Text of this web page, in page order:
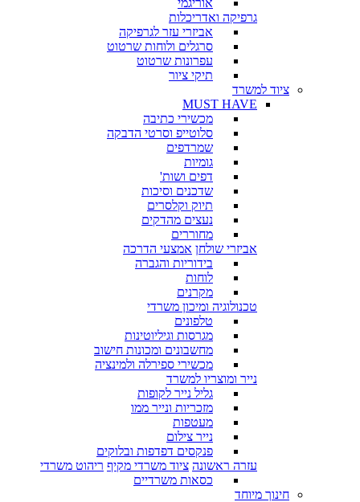
אוריגמי
גרפיקה ואדריכלות
אביזרי עזר לגרפיקה
סרגלים ולוחות שרטוט
עפרונות שרטוט
תיקי ציור
ציוד למשרד
MUST HAVE
מכשירי כתיבה
סלוטייפ וסרטי הדבקה
שמרדפים
גומיות
דפים ושות'
שדכנים וסיכות
תיוק וקלסרים
נעצים מהדקים
מחוררים
אביזרי שולחן אמצעי הדרכה
בידוריות והגברה
לוחות
מקרנים
טכנולוגיה ומיכון משרדי
טלפונים
מגרסות וגיליוטינות
מחשבונים ומכונות חישוב
מכשירי ספירלה ולמינציה
נייר ומוצריו למשרד
גליל נייר לקופות
מזכריות ונייר ממו
מעטפות
נייר צילום
פנקסים דפדפות ובלוקים
עזרה ראשונה ציוד משרדי מקיף ריהוט משרדי
כסאות משרדיים
חינוך מיוחד